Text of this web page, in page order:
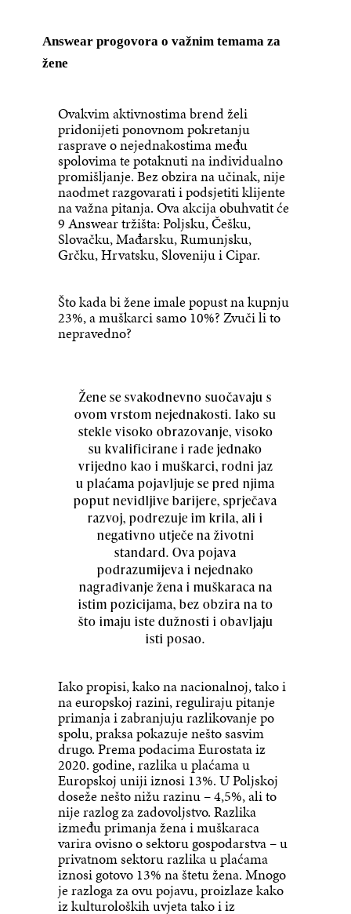
Answear progovora o važnim temama za
žene
Ovakvim aktivnostima brend želi
pridonijeti ponovnom pokretanju
rasprave o nejednakostima među
spolovima te potaknuti na individualno
promišljanje. Bez obzira na učinak, nije
naodmet razgovarati i podsjetiti klijente
na važna pitanja. Ova akcija obuhvatit će
9 Answear tržišta: Poljsku, Češku,
Slovačku, Mađarsku, Rumunjsku,
Grčku, Hrvatsku, Sloveniju i Cipar.
Što kada bi žene imale popust na kupnju
23%, a muškarci samo 10%? Zvuči li to
nepravedno?
Žene se svakodnevno suočavaju s
ovom vrstom nejednakosti. Iako su
stekle visoko obrazovanje, visoko
su kvalificirane i rade jednako
vrijedno kao i muškarci, rodni jaz
u plaćama pojavljuje se pred njima
poput nevidljive barijere, sprječava
razvoj, podrezuje im krila, ali i
negativno utječe na životni
standard. Ova pojava
podrazumijeva i nejednako
nagrađivanje žena i muškaraca na
istim pozicijama, bez obzira na to
što imaju iste dužnosti i obavljaju
isti posao.
Iako propisi, kako na nacionalnoj, tako i
na europskoj razini, reguliraju pitanje
primanja i zabranjuju razlikovanje po
spolu, praksa pokazuje nešto sasvim
drugo. Prema podacima Eurostata iz
2020. godine, razlika u plaćama u
Europskoj uniji iznosi 13%. U Poljskoj
doseže nešto nižu razinu – 4,5%, ali to
nije razlog za zadovoljstvo. Razlika
između primanja žena i muškaraca
varira ovisno o sektoru gospodarstva – u
privatnom sektoru razlika u plaćama
iznosi gotovo 13% na štetu žena. Mnogo
je razloga za ovu pojavu, proizlaze kako
iz kulturoloških uvjeta tako i iz